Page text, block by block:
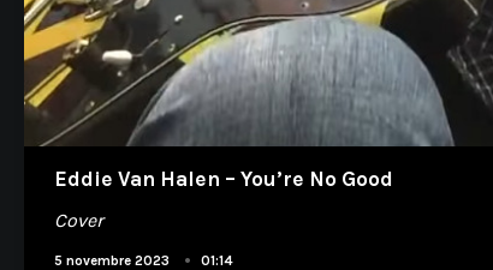
Eddie Van Halen – You’re No Good
Cover
5 novembre 2023 • 01:14